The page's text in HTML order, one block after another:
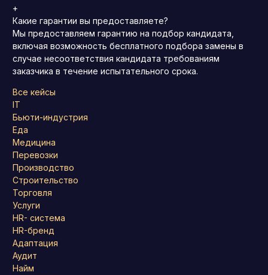
+
Какие гарантии вы предоставляете?
Мы предоставляем гарантию на подбор кандидата,
включая возможность бесплатного подбора замены в
случае несоответствия кандидата требованиям
заказчика в течение испытательного срока.
Все кейсы
IT
Бьюти-индустрия
Еда
Медицина
Перевозки
Производство
Строительство
Торговля
Услуги
HR- система
HR-бренд
Адаптация
Аудит
Найм